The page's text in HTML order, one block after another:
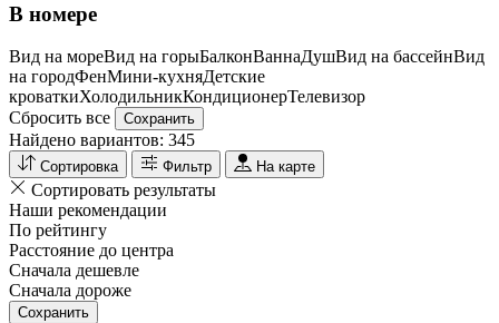
В номере
Вид на мореВид на горыБалконВаннаДушВид на бассейнВид
на городФенМини-кухняДетские
кроваткиХолодильникКондиционерТелевизор
Сбросить все
Сохранить
Найдено вариантов: 345
Сортировка Фильтр На карте
Сортировать результаты
Наши рекомендации
По рейтингу
Расстояние до центра
Сначала дешевле
Сначала дороже
Сохранить